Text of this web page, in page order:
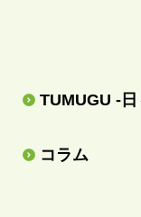
TUMUGU -
コラム